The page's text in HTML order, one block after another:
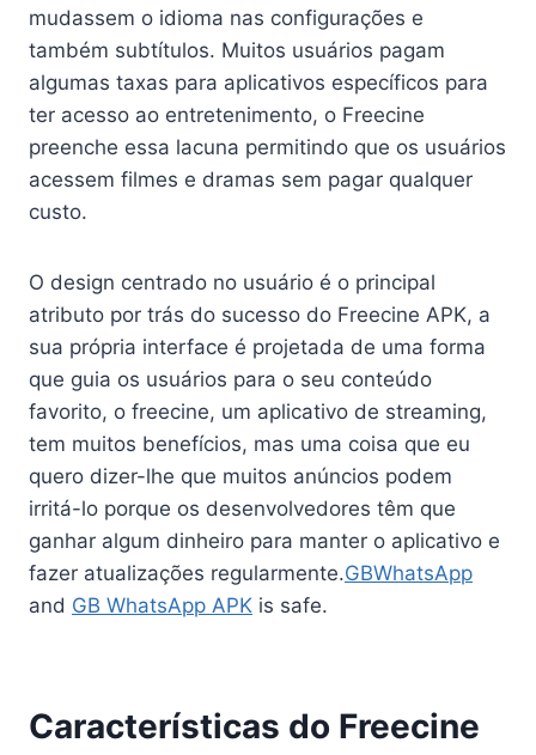
mudassem o idioma nas configurações e
também subtítulos. Muitos usuários pagam
algumas taxas para aplicativos específicos para
ter acesso ao entretenimento, o Freecine
preenche essa lacuna permitindo que os usuários
acessem filmes e dramas sem pagar qualquer
custo.
O design centrado no usuário é o principal
atributo por trás do sucesso do Freecine APK, a
sua própria interface é projetada de uma forma
que guia os usuários para o seu conteúdo
favorito, o freecine, um aplicativo de streaming,
tem muitos benefícios, mas uma coisa que eu
quero dizer-lhe que muitos anúncios podem
irritá-lo porque os desenvolvedores têm que
ganhar algum dinheiro para manter o aplicativo e
fazer atualizações regularmente.GBWhatsApp
and GB WhatsApp APK is safe.
Características do Freecine